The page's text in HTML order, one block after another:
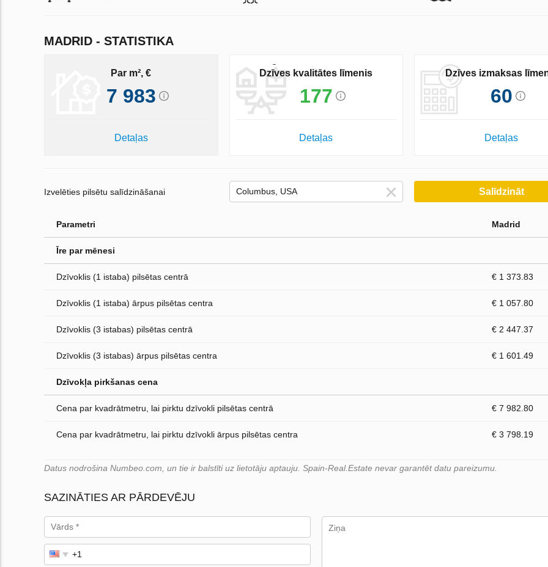
MADRID - STATISTIKA
Par m², €
7 983
Detaļas
Dzīves kvalitātes līmenis
177
Detaļas
Dzīves izmaksas
60
Detaļas
Izvelēties pilsētu salīdzināšanai Salīdzināt
Parametri Madrid
Īre par mēnesi
Dzīvoklis (1 istaba) pilsētas centrā € 1 373.83
Dzīvoklis (1 istaba) ārpus pilsētas centra € 1 057.80
Dzīvoklis (3 istabas) pilsētas centrā € 2 447.37
Dzīvoklis (3 istabas) ārpus pilsētas centra € 1 601.49
Dzīvokļa pirkšanas cena
Cena par kvadrātmetru, lai pirktu dzīvokli pilsētas centrā € 7 982.80
Cena par kvadrātmetru, lai pirktu dzīvokli ārpus pilsētas centra € 3 798.19
Datus nodrošina Numbeo.com, un tie ir balstīti uz lietotāju aptauju. Spain-Real.Estate nevar garantēt datu pareizumu.
SAZINĀTIES AR PĀRDEVĒJU